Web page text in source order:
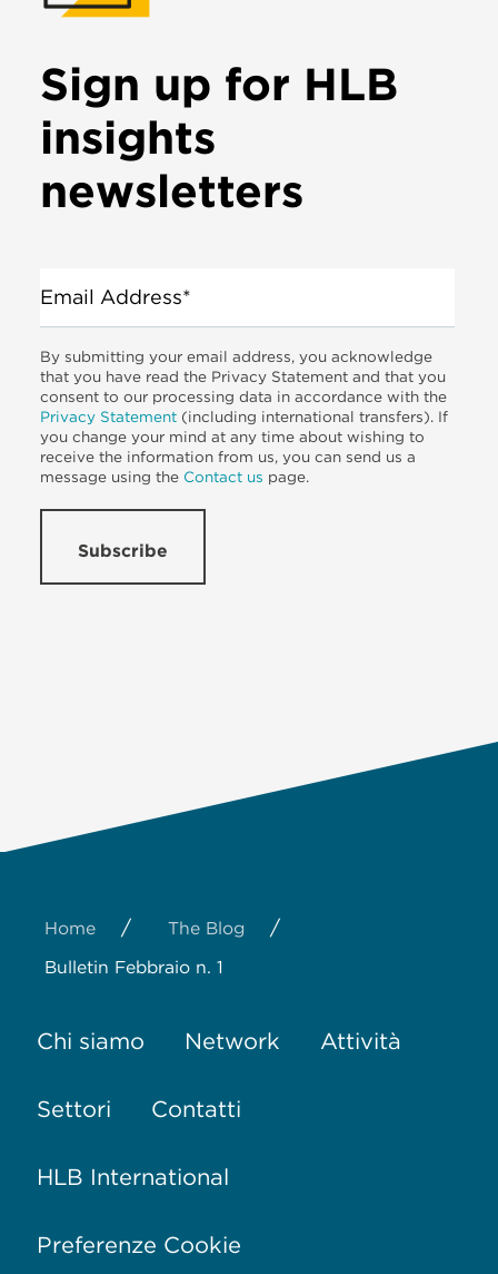
Sign up for HLB
insights
newsletters
Email Address*
By submitting your email address, you acknowledge
that you have read the Privacy Statement and that you
consent to our processing data in accordance with the
Privacy Statement (including international transfers). If
you change your mind at any time about wishing to
receive the information from us, you can send us a
message using the Contact us page.
Subscribe
Home / The Blog /
Bulletin Febbraio n. 1
Chi siamo Network Attività
Settori Contatti
HLB International
Preferenze Cookie